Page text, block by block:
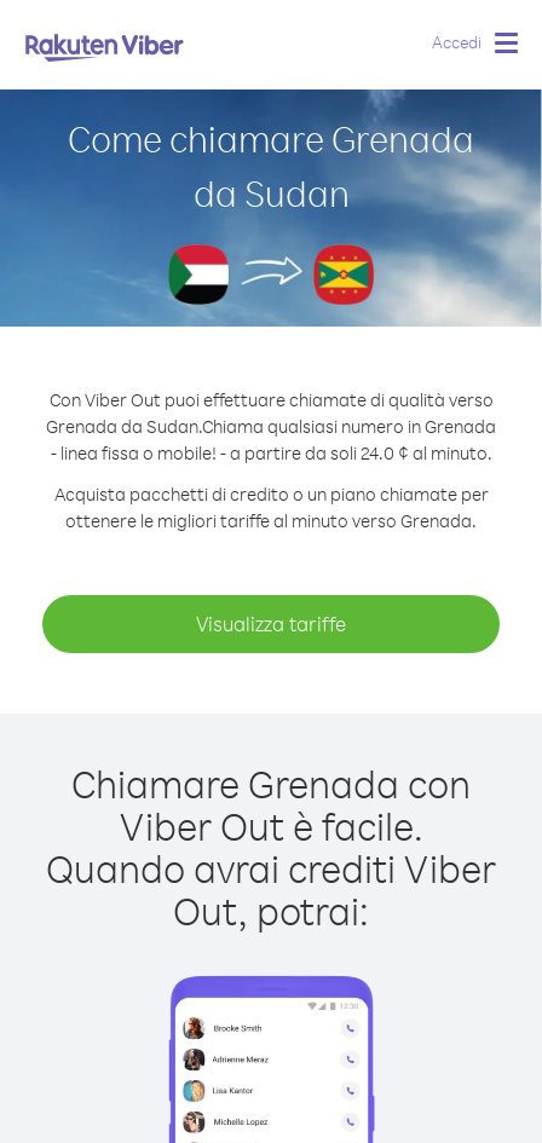
Accedi
Come chiamare Grenada
da Sudan
Con Viber Out puoi effettuare chiamate di qualità verso
Grenada da Sudan.Chiama qualsiasi numero in Grenada
- linea fissa o mobile! - a partire da soli 24.0 ¢ al minuto.
Acquista pacchetti di credito o un piano chiamate per
ottenere le migliori tariffe al minuto verso Grenada.
Visualizza tariffe
Chiamare Grenada con
Viber Out è facile.
Quando avrai crediti Viber
Out, potrai: